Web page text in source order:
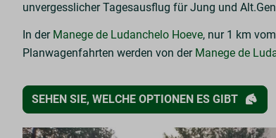
unvergesslicher Tagesausflug für Jung und
In der Manege de Ludanchelo Hoeve, nur 1 km
Planwagenfahrten werden von der Manege de
SEHEN SIE, WELCHE OPTIONEN ES GIBT